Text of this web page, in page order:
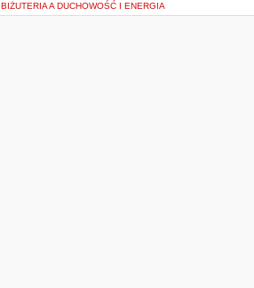
BIŻUTERIA A DUCHOWOŚĆ I ENERGIA